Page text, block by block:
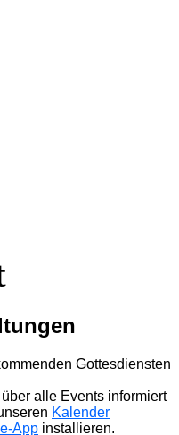
Gottesdiensten
alle Events informiert
Kalender
App installieren.